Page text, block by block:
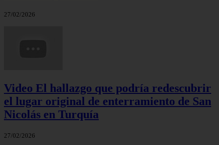
27/02/2026
Video El hallazgo que podría redescubrir
el lugar original de enterramiento de San
Nicolás en Turquía
27/02/2026